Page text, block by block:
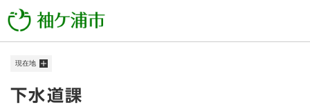
ー
メニューを飛ばして本文へ
現在地
本
下水道課